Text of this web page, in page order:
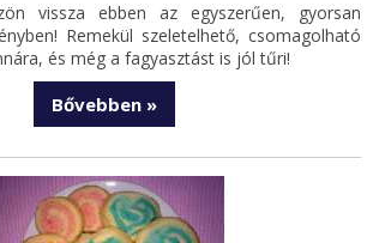
vissza ebben az egyszerűen, gyorsan
Remekül szeletelhető, csomagolható
és még a fagyasztást is jól tűri!
Bővebben »